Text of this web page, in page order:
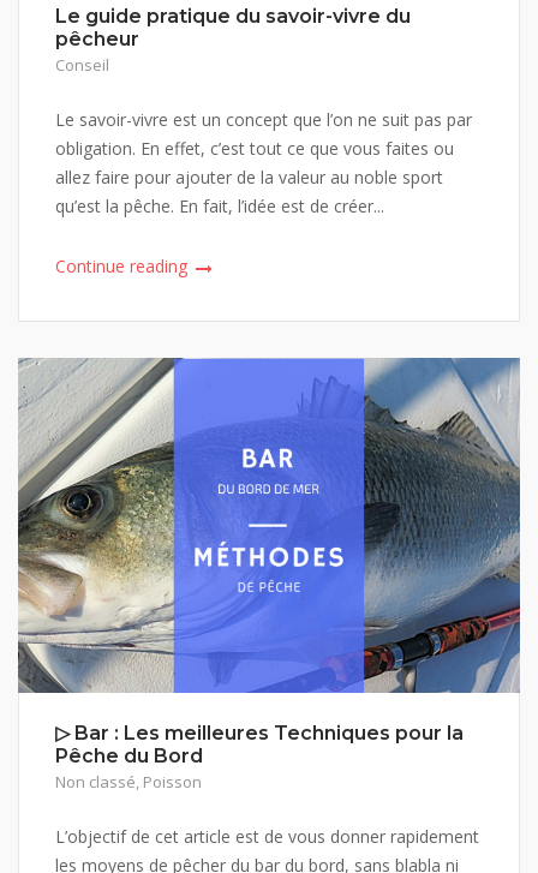
Le guide pratique du savoir-vivre du
pêcheur
Conseil
Le savoir-vivre est un concept que l’on ne suit pas par
obligation. En effet, c’est tout ce que vous faites ou
allez faire pour ajouter de la valeur au noble sport
qu’est la pêche. En fait, l’idée est de créer...
Continue reading
▷ Bar : Les meilleures Techniques pour la
Pêche du Bord
Non classé, Poisson
L’objectif de cet article est de vous donner rapidement
les moyens de pêcher du bar du bord, sans blabla ni